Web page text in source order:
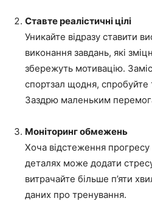
Ставте реалістичні цілі
Уникайте відразу ставити
виконання завдань, які
збережуть мотивацію.
спортзал щодня, спробуйте
Заздрю ​​маленьким
Моніторинг обмежень
Хоча відстеження прогресу
деталях може додати
витрачайте більше п’яти
даних про тренування.